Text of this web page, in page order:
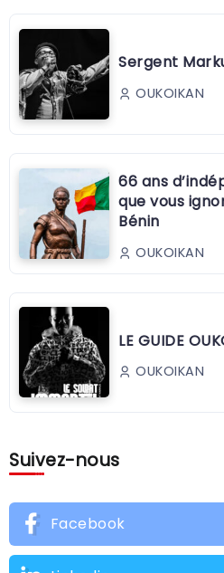
Sergent
OUKOIKAN
66 ans
que vous
Bénin
OUKOIKAN
LE GUIDE
OUKOIKAN
Suivez-nous
Facebook